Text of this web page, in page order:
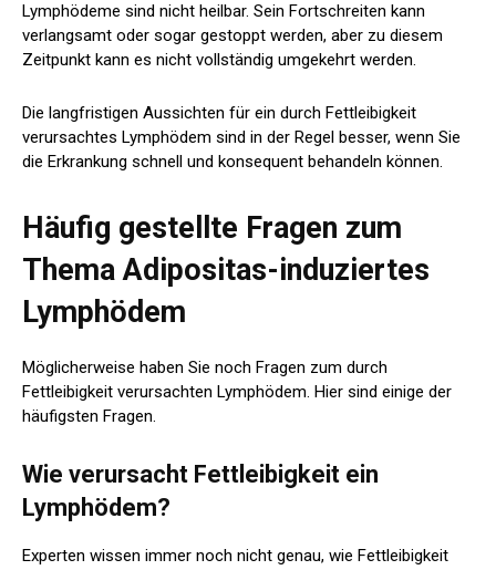
Lymphödeme sind nicht heilbar. Sein Fortschreiten kann
verlangsamt oder sogar gestoppt werden, aber zu diesem
Zeitpunkt kann es nicht vollständig umgekehrt werden.
Die langfristigen Aussichten für ein durch Fettleibigkeit
verursachtes Lymphödem sind in der Regel besser, wenn Sie
die Erkrankung schnell und konsequent behandeln können.
Häufig gestellte Fragen zum
Thema Adipositas-induziertes
Lymphödem
Möglicherweise haben Sie noch Fragen zum durch
Fettleibigkeit verursachten Lymphödem. Hier sind einige der
häufigsten Fragen.
Wie verursacht Fettleibigkeit ein
Lymphödem?
Experten wissen immer noch nicht genau, wie Fettleibigkeit